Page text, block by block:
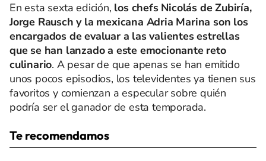
En esta sexta edición, los chefs Nicolás de Zubiría,
Jorge Rausch y la mexicana Adria Marina son los
encargados de evaluar a las valientes estrellas
que se han lanzado a este emocionante reto
culinario. A pesar de que apenas se han emitido
unos pocos episodios, los televidentes ya tienen sus
favoritos y comienzan a especular sobre quién
podría ser el ganador de esta temporada.
Te recomendamos